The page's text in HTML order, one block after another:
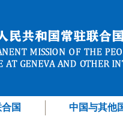
国 中国与其他